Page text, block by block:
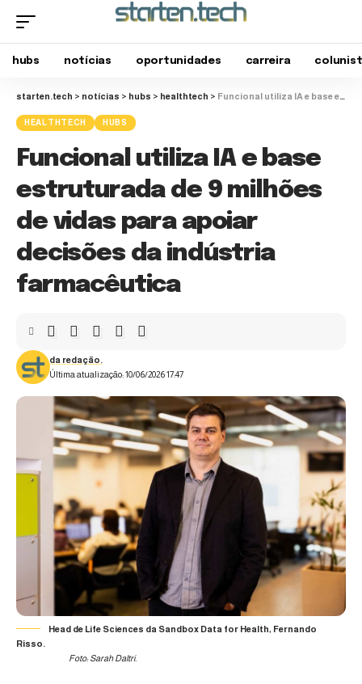
hubs notícias oportunidades carreira
starten.tech > notícias > hubs > healthtech > Funcional utiliza IA e base estruturada de 9 milhões de vidas para apoiar decisões da indústria farmacêutica
HEALTHTECH HUBS
Funcional utiliza IA e base
estruturada de 9 milhões
de vidas para apoiar
decisões da indústria
farmacêutica
Última atualização: 10/06/2026 17:47
da redação.
Head de Life Sciences da Sandbox Data for Health, Fernando
Risso.
Foto: Sarah Daltri.